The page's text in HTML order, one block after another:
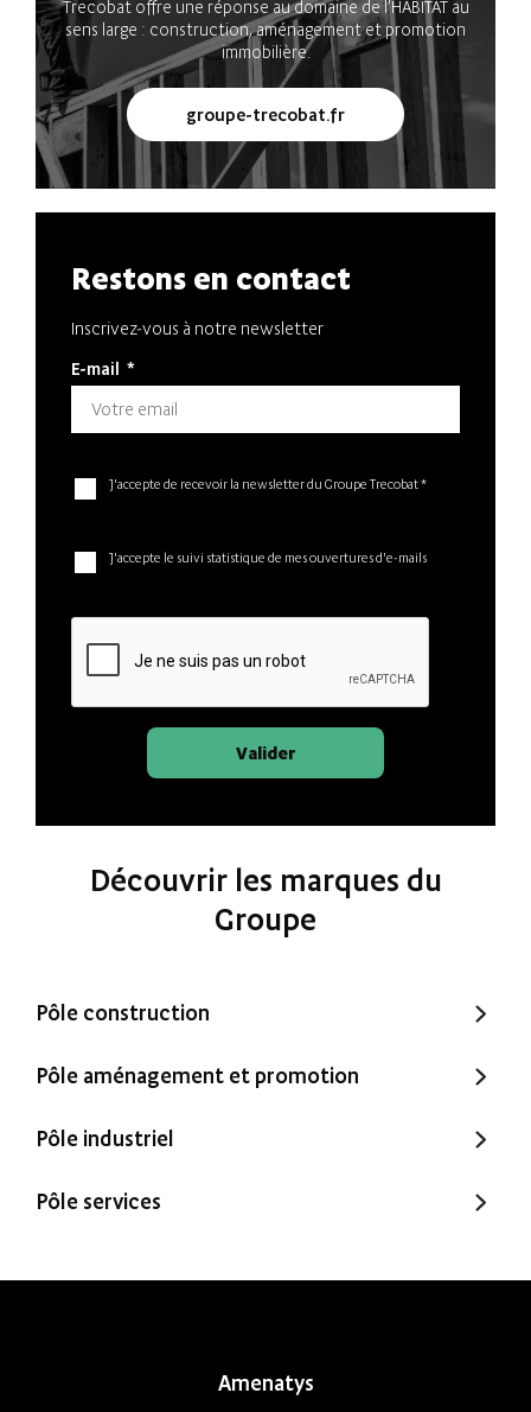
Trecobat offre une réponse au domaine de l’HABITAT au
sens large : construction, aménagement et promotion
immobilière.
groupe-trecobat.fr
Restons en contact
Inscrivez-vous à notre newsletter
E-mail *
J'accepte de recevoir la newsletter du Groupe Trecobat *
J'accepte le suivi statistique de mes ouvertures d'e-mails
Valider
Découvrir les marques du
Groupe
Pôle construction
Trecobat
Extenbois
Mureno
Pôle aménagement et promotion
Amenatys
Office Santé – Marque partenaire
Pôle industriel
Murébois
Pôle services
Amenatys